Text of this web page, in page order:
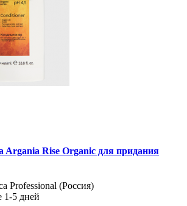
Argania Rise Organic для придания
Professional (Россия)
5 дней